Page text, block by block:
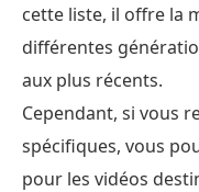
cette liste, il offre la
différentes
aux plus récents.
Cependant, si vous
spécifiques, vous
pour les vidéos